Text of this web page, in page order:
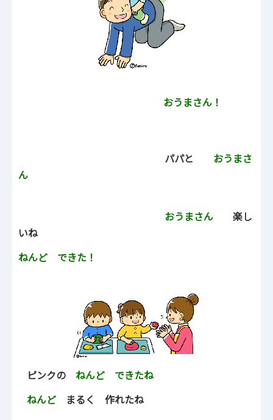
おうまさん！
パパと
おうまさ
ん
おうまさん
楽し
いね
ねんど できた！
ピンクの
ねんど できたね
ねんど
まるく 作れたね